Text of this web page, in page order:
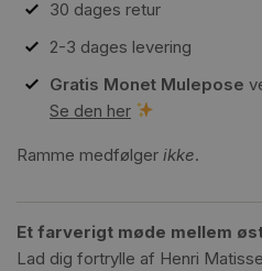
30 dages retur
2-3 dages levering
Gratis Monet Mulepose
Se den her
Ramme medfølger ikke.
Et farverigt møde mellem
Lad dig fortrylle af Henri